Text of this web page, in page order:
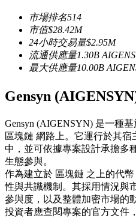
多種以USDC結算的永續
跟單
與頂尖交易專家同行
市場排名514
市值$28.42M
24小時交易量$2.95M
流通供應量1.30B
最大供應量10.00B
Gensyn
Gensyn (AIGENSYN) 是一種
區塊鏈 網路上。它運行於其
中，並可依據專案設計承擔多
生態參與。
作為建立於 區塊鏈 之上的代
性與共識機制。其採用情況與
參與度，以及整體加密市場的
投資者應查閱專案的官方文件